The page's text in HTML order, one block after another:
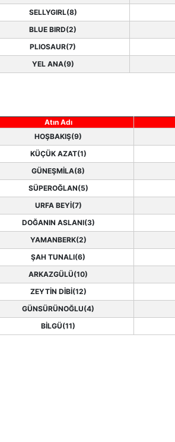
SELLYGIRL(8)
BLUE BIRD(2)
PLIOSAUR(7)
YEL ANA(9)
Atın Adı
HOŞBAKIŞ(9)
KÜÇÜK AZAT(1)
GÜNEŞMİLA(8)
SÜPEROĞLAN(5)
URFA BEYİ(7)
DOĞANIN ASLANI(3)
YAMANBERK(2)
ŞAH TUNALI(6)
ARKAZGÜLÜ(10)
ZEYTİN DİBİ(12)
GÜNSÜRÜNOĞLU(4)
BİLGÜ(11)